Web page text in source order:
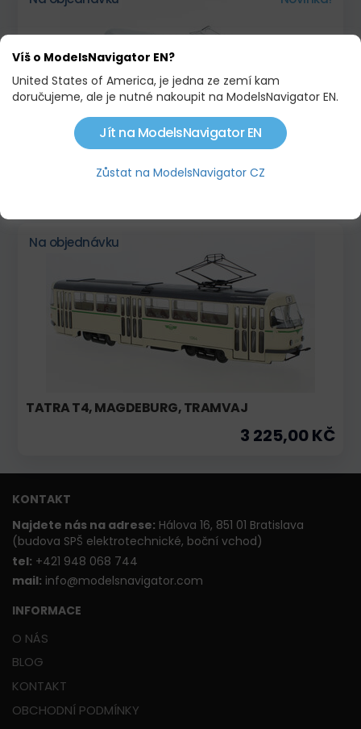
TATRA T1, PRAHA, TRAMVAJ
Na objednávku
TATRA T4, MAGDEBURG, TRAMVAJ
3 225,00 KČ
KONTAKT
Najdete nás na adrese: Hálova 16, 851 01 Bratislava
(budova SPŠ elektrotechnické, boční vchod)
tel: +421 948 068 744
mail: info@modelsnavigator.com
INFORMACE
O NÁS
BLOG
KONTAKT
OBCHODNÍ PODMÍNKY
Víš o ModelsNavigator EN?
United States of America, je jedna ze zemí kam
doručujeme, ale je nutné nakoupit na ModelsNavigator EN.
Jít na ModelsNavigator EN
Zůstat na ModelsNavigator CZ